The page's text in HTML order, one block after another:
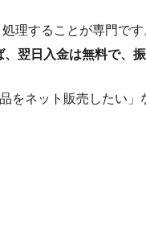
理することが専門です
翌日入金は無料で、
をネット販売したい